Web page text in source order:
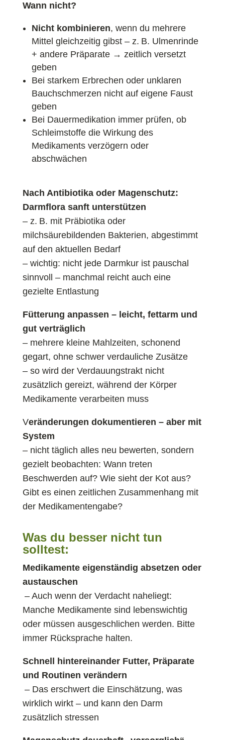
Wann nicht?
Nicht kombinieren, wenn du mehrere
Mittel gleichzeitig gibst – z. B. Ulmenrinde
+ andere Präparate → zeitlich versetzt
geben
Bei starkem Erbrechen oder unklaren
Bauchschmerzen nicht auf eigene Faust
geben
Bei Dauermedikation immer prüfen, ob
Schleimstoffe die Wirkung des
Medikaments verzögern oder
abschwächen
Nach Antibiotika oder Magenschutz:
Darmflora sanft unterstützen
– z. B. mit Präbiotika oder
milchsäurebildenden Bakterien, abgestimmt
auf den aktuellen Bedarf
– wichtig: nicht jede Darmkur ist pauschal
sinnvoll – manchmal reicht auch eine
gezielte Entlastung
Fütterung anpassen – leicht, fettarm und
gut verträglich
– mehrere kleine Mahlzeiten, schonend
gegart, ohne schwer verdauliche Zusätze
– so wird der Verdauungstrakt nicht
zusätzlich gereizt, während der Körper
Medikamente verarbeiten muss
Veränderungen dokumentieren – aber mit
System
– nicht täglich alles neu bewerten, sondern
gezielt beobachten: Wann treten
Beschwerden auf? Wie sieht der Kot aus?
Gibt es einen zeitlichen Zusammenhang mit
der Medikamentengabe?
Was du besser nicht tun
solltest:
Medikamente eigenständig absetzen oder
austauschen
– Auch wenn der Verdacht naheliegt:
Manche Medikamente sind lebenswichtig
oder müssen ausgeschlichen werden. Bitte
immer Rücksprache halten.
Schnell hintereinander Futter, Präparate
und Routinen verändern
– Das erschwert die Einschätzung, was
wirklich wirkt – und kann den Darm
zusätzlich stressen